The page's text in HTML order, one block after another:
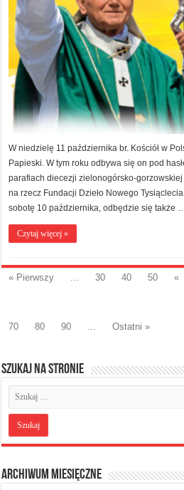
W niedzielę 11 października br. Kościół w
Papieski. W tym roku odbywa się on pod
parafiach diecezji zielonogórsko-
na rzecz Fundacji Dzieło Nowego
sobotę 10 października, odbędzie się także
Czytaj więcej »
« Pierwszy 30 40 50 «
70
80 90 Ostatni »
Szukaj na stronie
Archiwum miesięczne